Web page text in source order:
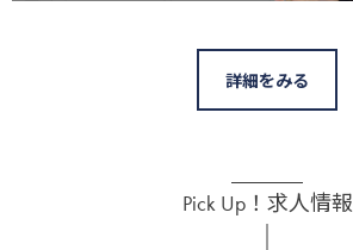
詳細をみる
Pick Up！求人情報